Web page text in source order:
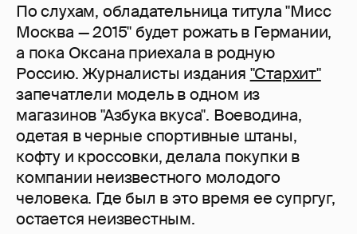
По слухам, обладательница титула "Мисс
Москва — 2015" будет рожать в Германии,
а пока Оксана приехала в родную
Россию. Журналисты издания "Стархит"
запечатлели модель в одном из
магазинов "Азбука вкуса". Воеводина,
одетая в черные спортивные штаны,
кофту и кроссовки, делала покупки в
компании неизвестного молодого
человека. Где был в это время ее супргуг,
остается неизвестным.